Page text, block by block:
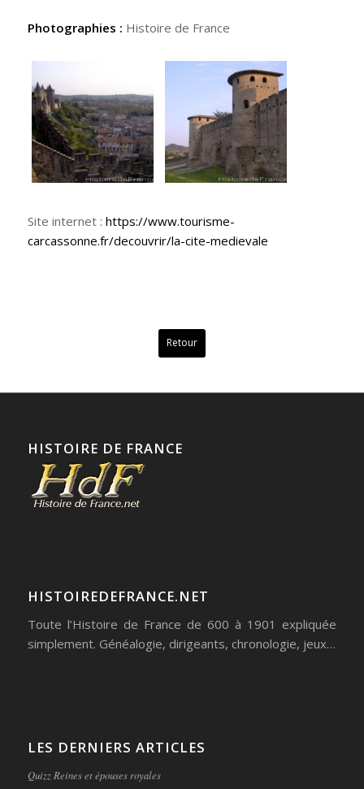
Photographies : Histoire de France
Site internet : https://www.tourisme-
carcassonne.fr/decouvrir/la-cite-medievale
Retour
HISTOIRE DE FRANCE
HISTOIREDEFRANCE.NET
Toute l’Histoire de France de 600 à 1901 expliquée
simplement. Généalogie, dirigeants, chronologie, jeux…
LES DERNIERS ARTICLES
Quizz Reines et épouses royales